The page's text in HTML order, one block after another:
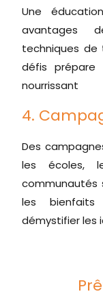
Une
avantages
techniques
défis
nourrissant
4.
Des
les écoles,
communautés
les
démystifier les